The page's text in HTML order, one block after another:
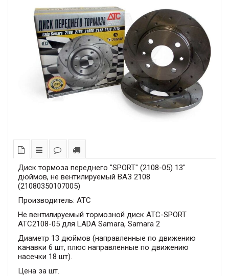
Диск тормоза переднего "SPORT" (2108-05) 13"
дюймов, не вентилируемый ВАЗ 2108
(21080350107005)
Производитель: АТС
Не вентилируемый тормозной диск АТС-SPORT
АТС2108-05 для LADA Samara, Samara 2
Диаметр 13 дюймов (направленные по движению
канавки 6 шт, плюс направленные по движению
насечки 18 шт).
Цена за шт.